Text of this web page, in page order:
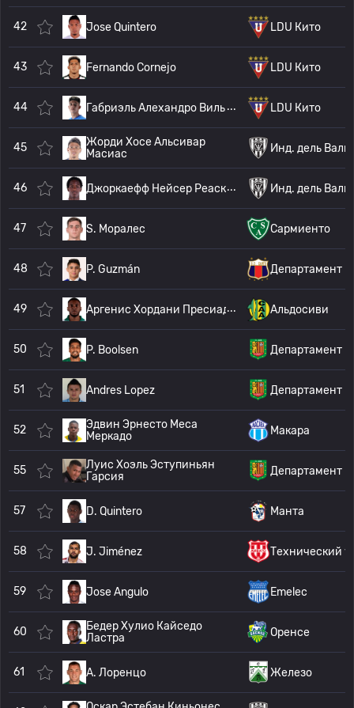
42 Jose Quintero LDU Кито
43 Fernando Cornejo LDU Кито
44 Габриэль Алехандро Вильямиль К LDU Кито
45
Жорди Хосе Альсивар
Масиас
Инд. дель
46 Джоркаефф Нейсер Реаско Гонсал Инд. дель
47 S. Моралес Сармиенто
48 P. Guzmán Департамент
49 Аргенис Хордани Пресиадо ПадилАльдосиви
50 P. Boolsen Департамент
51 Andres Lopez Департамент
52
Эдвин Эрнесто Меса
Меркадо
Макара
55
Луис Хоэль Эступиньян
Гарсия
Департамент
57 D. Quintero Манта
58 J. Jiménez Технический у.
59 Jose Angulo Emelec
60
Бедер Хулио Кайседо
Ластра
Оренсе
61 A. Лоренцо Железо